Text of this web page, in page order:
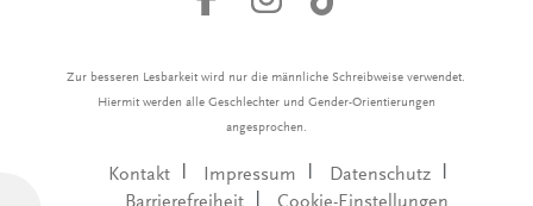
Zur besseren Lesbarkeit wird nur die männliche Schreibweise verwendet.
Hiermit werden alle Geschlechter und Gender-Orientierungen
angesprochen.
Kontakt Impressum
Datenschutz